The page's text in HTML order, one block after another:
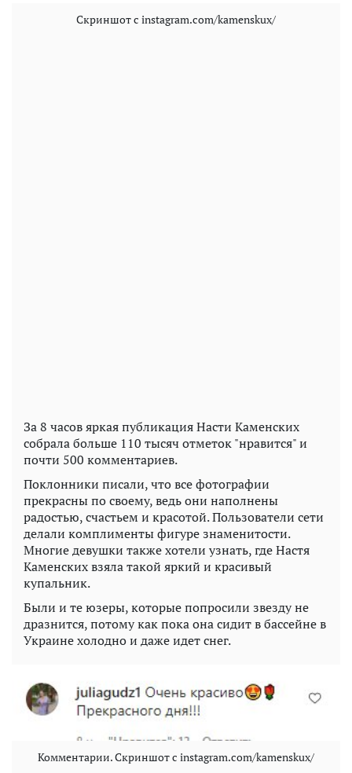
Скриншот с instagram.com/kamenskux/
За 8 часов яркая публикация Насти Каменских
собрала больше 110 тысяч отметок "нравится" и
почти 500 комментариев.
Поклонники писали, что все фотографии
прекрасны по своему, ведь они наполнены
радостью, счастьем и красотой. Пользователи сети
делали комплименты фигуре знаменитости.
Многие девушки также хотели узнать, где Настя
Каменских взяла такой яркий и красивый
купальник.
Были и те юзеры, которые попросили звезду не
дразнится, потому как пока она сидит в бассейне в
Украине холодно и даже идет снег.
Комментарии. Скриншот с instagram.com/kamenskux/